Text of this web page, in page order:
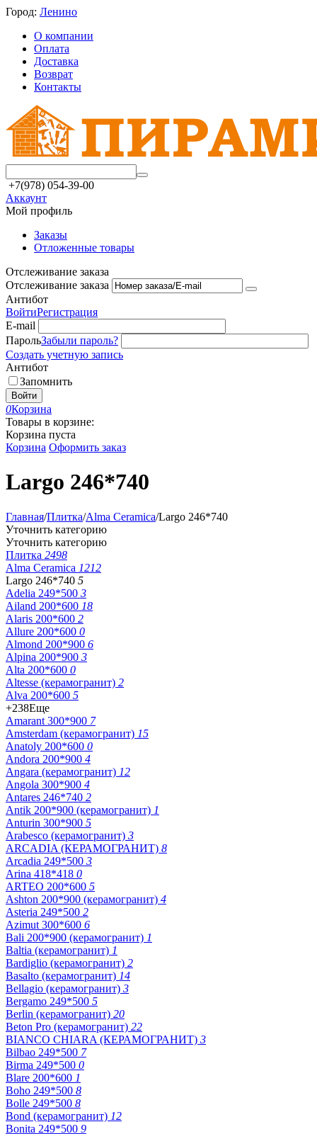
Город: Ленино
О компании
Оплата
Доставка
Возврат
Контакты
+7(978) 054-39-00
Аккаунт
Мой профиль
Заказы
Отложенные товары
Отслеживание заказа
Отслеживание заказа
Антибот
ВойтиРегистрация
E-mail
ПарольЗабыли пароль?
Создать учетную запись
Антибот
Запомнить
Войти
0Корзина
Товары в корзине:
Корзина пуста
Корзина Оформить заказ
Largo 246*740
Главная/Плитка/Alma Ceramica/Largo 246*740
Уточнить категорию
Уточнить категорию
Плитка 2498
Alma Ceramica 1212
Largo 246*740 5
Adelia 249*500 3
Ailand 200*600 18
Alaris 200*600 2
Allure 200*600 0
Almond 200*900 6
Alpina 200*900 3
Alta 200*600 0
Altesse (керамогранит) 2
Alva 200*600 5
+238Еще
Amarant 300*900 7
Amsterdam (керамогранит) 15
Anatoly 200*600 0
Andora 200*900 4
Angara (керамогранит) 12
Angola 300*900 4
Antares 246*740 2
Antik 200*900 (керамогранит) 1
Anturin 300*900 5
Arabesco (керамогранит) 3
ARCADIA (КЕРАМОГРАНИТ) 8
Arcadia 249*500 3
Arina 418*418 0
ARTEO 200*600 5
Ashton 200*900 (керамогранит) 4
Asteria 249*500 2
Azimut 300*600 6
Bali 200*900 (керамогранит) 1
Baltia (керамогранит) 1
Bardiglio (керамогранит) 2
Basalto (керамогранит) 14
Bellagio (керамогранит) 3
Bergamo 249*500 5
Berlin (керамогранит) 20
Beton Pro (керамогранит) 22
BIANCO CHIARA (КЕРАМОГРАНИТ) 3
Bilbao 249*500 7
Birma 249*500 0
Blare 200*600 1
Boho 249*500 8
Bolle 249*500 8
Bond (керамогранит) 12
Bonita 249*500 9